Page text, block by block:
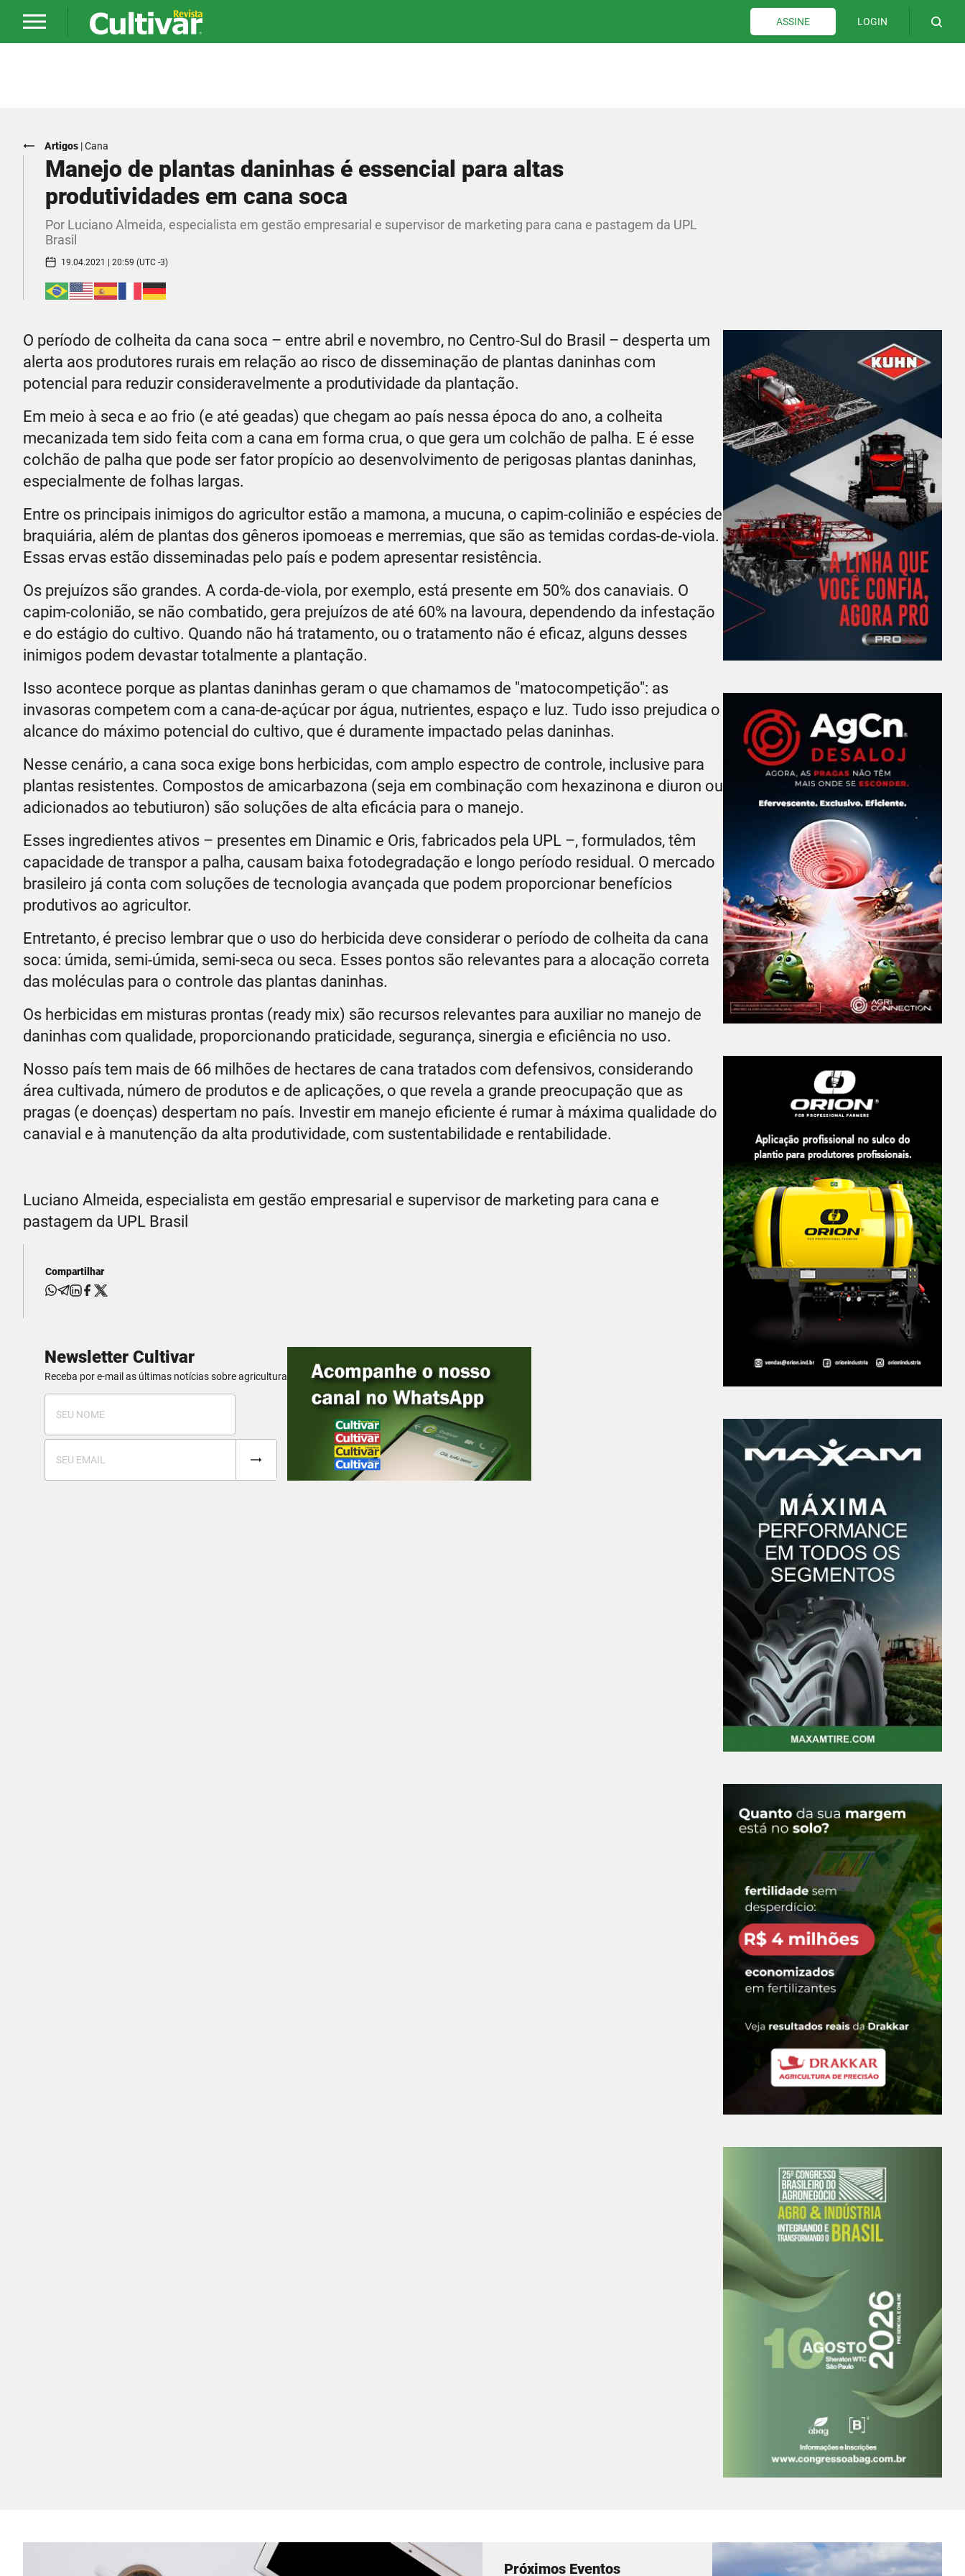
ASSINE LOGIN
Artigos |Cana
Manejo de plantas daninhas é essencial para altas
produtividades em cana soca
Por Luciano Almeida, especialista em gestão empresarial e supervisor de marketing para cana e pastagem da UPL
Brasil
19.04.2021 | 20:59 (UTC -3)
O período de colheita da cana soca – entre abril e novembro, no Centro-Sul do Brasil – desperta um
alerta aos produtores rurais em relação ao risco de disseminação de plantas daninhas com
potencial para reduzir consideravelmente a produtividade da plantação.
Em meio à seca e ao frio (e até geadas) que chegam ao país nessa época do ano, a colheita
mecanizada tem sido feita com a cana em forma crua, o que gera um colchão de palha. E é esse
colchão de palha que pode ser fator propício ao desenvolvimento de perigosas plantas daninhas,
especialmente de folhas largas.
Entre os principais inimigos do agricultor estão a mamona, a mucuna, o capim-colinião e espécies de
braquiária, além de plantas dos gêneros ipomoeas e merremias, que são as temidas cordas-de-viola.
Essas ervas estão disseminadas pelo país e podem apresentar resistência.
Os prejuízos são grandes. A corda-de-viola, por exemplo, está presente em 50% dos canaviais. O
capim-colonião, se não combatido, gera prejuízos de até 60% na lavoura, dependendo da infestação
e do estágio do cultivo. Quando não há tratamento, ou o tratamento não é eficaz, alguns desses
inimigos podem devastar totalmente a plantação.
Isso acontece porque as plantas daninhas geram o que chamamos de "matocompetição": as
invasoras competem com a cana-de-açúcar por água, nutrientes, espaço e luz. Tudo isso prejudica o
alcance do máximo potencial do cultivo, que é duramente impactado pelas daninhas.
Nesse cenário, a cana soca exige bons herbicidas, com amplo espectro de controle, inclusive para
plantas resistentes. Compostos de amicarbazona (seja em combinação com hexazinona e diuron ou
adicionados ao tebutiuron) são soluções de alta eficácia para o manejo.
Esses ingredientes ativos – presentes em Dinamic e Oris, fabricados pela UPL –, formulados, têm
capacidade de transpor a palha, causam baixa fotodegradação e longo período residual. O mercado
brasileiro já conta com soluções de tecnologia avançada que podem proporcionar benefícios
produtivos ao agricultor.
Entretanto, é preciso lembrar que o uso do herbicida deve considerar o período de colheita da cana
soca: úmida, semi-úmida, semi-seca ou seca. Esses pontos são relevantes para a alocação correta
das moléculas para o controle das plantas daninhas.
Os herbicidas em misturas prontas (ready mix) são recursos relevantes para auxiliar no manejo de
daninhas com qualidade, proporcionando praticidade, segurança, sinergia e eficiência no uso.
Nosso país tem mais de 66 milhões de hectares de cana tratados com defensivos, considerando
área cultivada, número de produtos e de aplicações, o que revela a grande preocupação que as
pragas (e doenças) despertam no país. Investir em manejo eficiente é rumar à máxima qualidade do
canavial e à manutenção da alta produtividade, com sustentabilidade e rentabilidade.
Luciano Almeida, especialista em gestão empresarial e supervisor de marketing para cana e
pastagem da UPL Brasil
Compartilhar
Newsletter Cultivar
Receba por e-mail as últimas notícias sobre agricultura
Próximos Eventos